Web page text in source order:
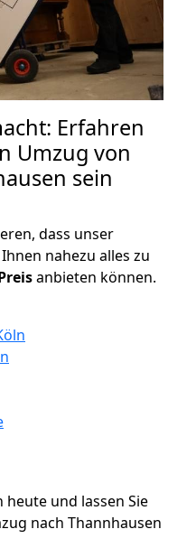
Erfahren
Umzug von
sein
dass unser
nahezu alles zu
anbieten können.
und lassen Sie
nach Thannhausen